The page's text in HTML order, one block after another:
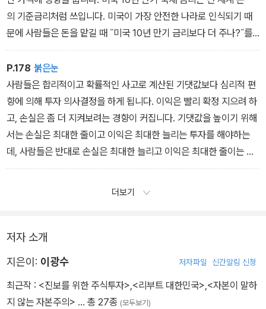
의 기준금리처럼 쓰입니다. 미국이 가장 안전한 나라로 인식되기 때
문에 사람들은 돈을 맡길 때 ˝미국 10년 만기 금리보다 더 주나?˝를
먼저 봅니다. 기업도, 투자자도, 심지어 다른 나라 정부도 미국 10년
만기 금리를 기준으로 움직입니다.
금리가 오르면 돈을 빌릴 때 내야 하는 이자가 함께 올라갑니다. 기업
의 비용이 늘고, 이익이 줄어들죠. 주가는 자연스럽게 상승이 제한되
고 하락할 수 있습니다. 사람들이 ‘안전한 미 국채에서 4~5% 받으
면 충분한데, 굳이 위험한 주식을 살 필요가 있을까?‘라고 생각하
기 때문입니다.
P.178 붉은눈
사람들은 합리적이고 확률적인 사고로 계산된 기댓값보다 심리적 편
향에 의해 투자 의사결정을 하게 됩니다. 이익은 빨리 확정 지으려 하
고, 손실은 좀 더 지켜보려는 경향이 커집니다. 기댓값을 높이기 위해
서는 손실은 최대한 줄이고 이익은 최대한 늘리는 투자를 해야하는
데, 사람들은 반대로 손실은 최대한 늘리고 이익은 최대한 줄이는 주
식투자를 하고 있습니다.
더보기
저자 소개
지은이: 이광수 저자파일 신간알림 신청
최근작 : <진보를 위한 주식투자> <리부트 대한민국> <자본이 말하
지 않는 자본주의> … 총 27종 (모두보기)